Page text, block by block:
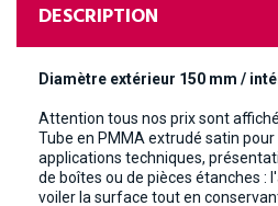
DESCRIPTION
Diamètre extérieur 150 mm /
Attention tous nos prix sont
Tube en PMMA extrudé satin
applications techniques,
de boîtes ou de pièces étanches :
voiler la surface tout en